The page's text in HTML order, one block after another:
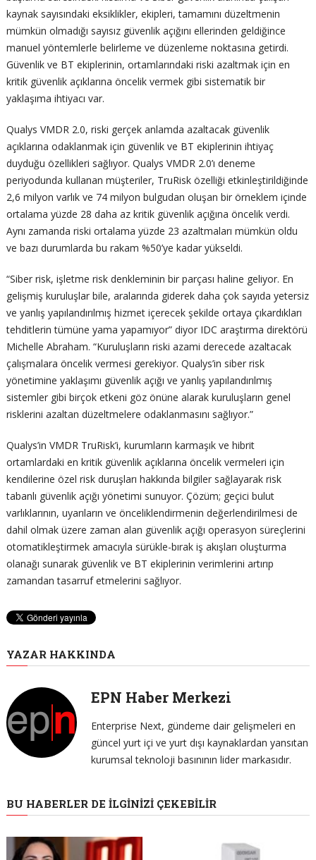
kaynak sayısındaki eksiklikler, ekipleri, tamamını düzeltmenin
mümkün olmadığı sayısız güvenlik açığını ellerinden geldiğince
manuel yöntemlerle belirleme ve düzenleme noktasına getirdi.
Güvenlik ve BT ekiplerinin, ortamlarındaki riski azaltmak için en
kritik güvenlik açıklarına öncelik vermek gibi sistematik bir
yaklaşıma ihtiyacı var.
Qualys VMDR 2.0, riski gerçek anlamda azaltacak güvenlik
açıklarına odaklanmak için güvenlik ve BT ekiplerinin ihtiyaç
duyduğu özellikleri sağlıyor. Qualys VMDR 2.0’ı deneme
periyodunda kullanan müşteriler, TruRisk özelliği etkinleştirildiğinde
2,6 milyon varlık ve 74 milyon bulgudan oluşan bir örneklem içinde
ortalama yüzde 28 daha az kritik güvenlik açığına öncelik verdi.
Aynı zamanda riski ortalama yüzde 23 azaltmaları mümkün oldu
ve bazı durumlarda bu rakam %50’ye kadar yükseldi.
“Siber risk, işletme risk denkleminin bir parçası haline geliyor. En
gelişmiş kuruluşlar bile, aralarında giderek daha çok sayıda yetersiz
ve yanlış yapılandırılmış hizmet içerecek şekilde ortaya çıkardıkları
tehditlerin tümüne yama yapamıyor” diyor IDC araştırma direktörü
Michelle Abraham. “Kuruluşların riski azami derecede azaltacak
çalışmalara öncelik vermesi gerekiyor. Qualys’in siber risk
yönetimine yaklaşımı güvenlik açığı ve yanlış yapılandırılmış
sistemler gibi birçok etkeni göz önüne alarak kuruluşların genel
risklerini azaltan düzeltmelere odaklanmasını sağlıyor.”
Qualys’in VMDR TruRisk’i, kurumların karmaşık ve hibrit
ortamlardaki en kritik güvenlik açıklarına öncelik vermeleri için
kendilerine özel risk duruşları hakkında bilgiler sağlayarak risk
tabanlı güvenlik açığı yönetimi sunuyor. Çözüm; geçici bulut
varlıklarının, uyarıların ve önceliklendirmenin değerlendirilmesi de
dahil olmak üzere zaman alan güvenlik açığı operasyon süreçlerini
otomatikleştirmek amacıyla sürükle-bırak iş akışları oluşturma
olanağı sunarak güvenlik ve BT ekiplerinin verimlerini artırıp
zamandan tasarruf etmelerini sağlıyor.
YAZAR HAKKINDA
EPN Haber Merkezi
Enterprise Next, gündeme dair gelişmeleri en
güncel yurt içi ve yurt dışı kaynaklardan yansıtan
kurumsal teknoloji basınının lider markasıdır.
BU HABERLER DE İLGINIZI ÇEKEBILIR